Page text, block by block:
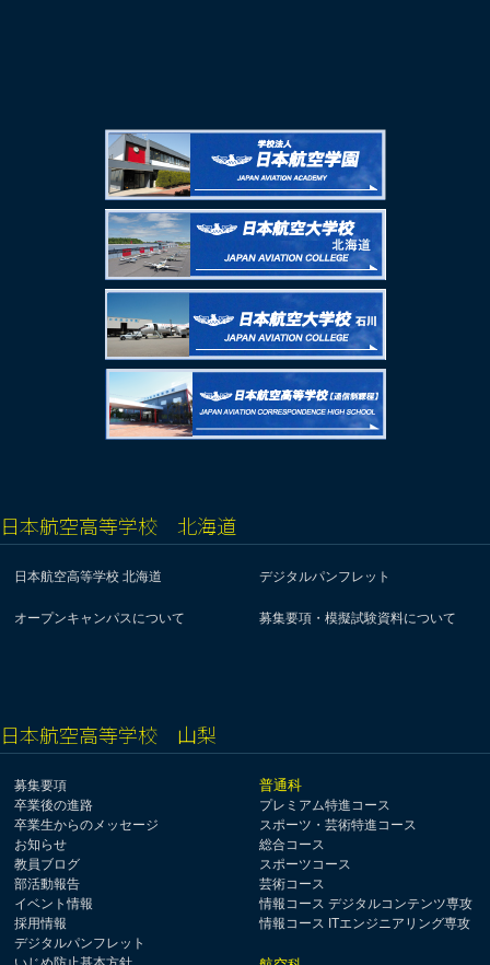
日本航空高等学校 北海道
日本航空高等学校 北海道 デジタルパンフレット
オープンキャンパスについて 募集要項・模擬試験資料について
日本航空高等学校 山梨
募集要項
卒業後の進路
卒業生からのメッセージ
お知らせ
教員ブログ
部活動報告
イベント情報
採用情報
デジタルパンフレット
普通科
プレミアム特進コース
スポーツ・芸術特進コース
総合コース
スポーツコース
芸術コース
情報コース デジタルコンテンツ専攻
情報コース ITエンジニアリング専攻